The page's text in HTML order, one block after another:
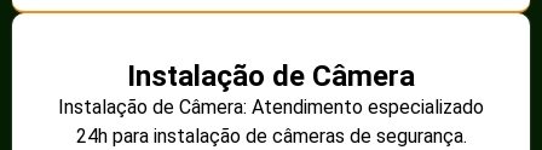
Instalação de Câmera
Instalação de Câmera: Atendimento especializado
24h para instalação de câmeras de segurança.